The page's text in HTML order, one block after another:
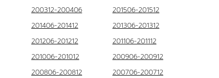
200312-200406
201506-201512
201406-201412
201306-201312
201206-201212
201106-201112
201006-201012
200906-200912
200806-200812
200706-200712